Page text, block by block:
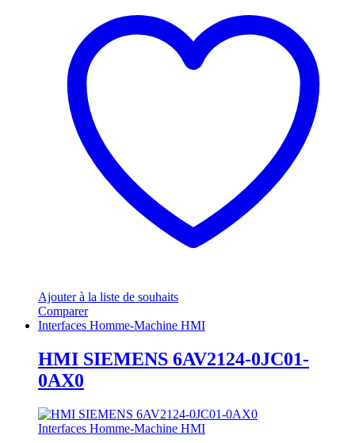
Ajouter à la liste de souhaits
Comparer
Interfaces Homme-Machine HMI
HMI SIEMENS 6AV2124-0JC01-
0AX0
Interfaces Homme-Machine HMI